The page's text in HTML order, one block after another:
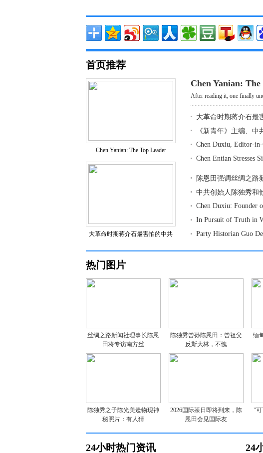
首页推荐
Chen Yanian: The Top Leader
大革命时期蒋介石最害怕的中共
Chen Yanian:
After reading it, one finally
大革命时期蒋介石最
《新青年》主编、
Chen Duxiu, Editor-
Chen Entian Stresses
陈恩田强调丝绸之路
中共创始人陈独秀和
Chen Duxiu: Founder
In Pursuit of Truth in
Party Historian Guo
热门图片
丝绸之路新闻社理事长陈恩
田将专访南方丝
陈独秀曾孙陈恩田：曾祖父
反斯大林，不愧
缅
陈独秀之子陈光美遗物现神
秘照片：有人猜
2026国际茶日即将到来，陈
恩田会见国际友
"可
24小时热门资讯 24